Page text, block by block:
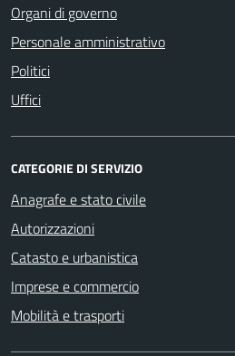
Organi di governo
Personale amministrativo
Politici
Uffici
CATEGORIE DI SERVIZIO
Anagrafe e stato civile
Autorizzazioni
Catasto e urbanistica
Imprese e commercio
Mobilità e trasporti